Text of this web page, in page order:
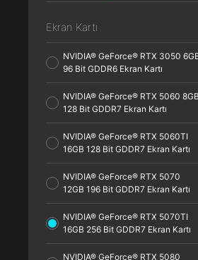
Ekran Kartı
NVIDIA® GeForce® RTX 3050
96 Bit GDDR6 Ekran Kartı
NVIDIA® GeForce® RTX 5060 8GB
128 Bit GDDR7 Ekran Kartı
NVIDIA® GeForce® RTX 5060TI
16GB 128 Bit GDDR7 Ekran Kartı
NVIDIA® GeForce® RTX 5070
12GB 196 Bit GDDR7 Ekran Kartı
NVIDIA® GeForce® RTX 5070TI
16GB 256 Bit GDDR7 Ekran Kartı
NVIDIA® GeForce® RTX 5080